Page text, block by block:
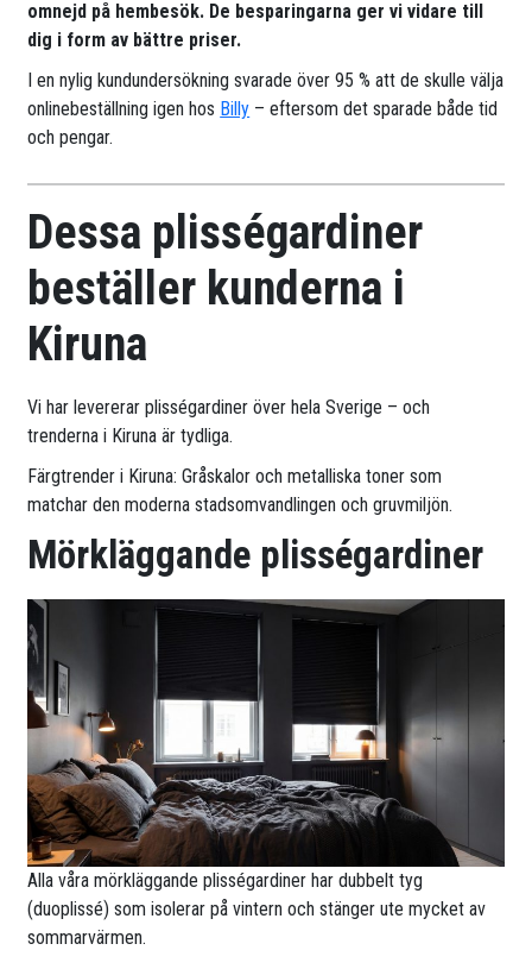
omnejd på hembesök. De besparingarna ger vi vidare till
dig i form av bättre priser.
I en nylig kundundersökning svarade över 95 % att de skulle välja
onlinebeställning igen hos Billy – eftersom det sparade både tid
och pengar.
Dessa plisségardiner
beställer kunderna i
Kiruna
Vi har levererar plisségardiner över hela Sverige – och
trenderna i Kiruna är tydliga.
Färgtrender i Kiruna: Gråskalor och metalliska toner som
matchar den moderna stadsomvandlingen och gruvmiljön.
Mörkläggande plisségardiner
Alla våra mörkläggande plisségardiner har dubbelt tyg
(duoplissé) som isolerar på vintern och stänger ute mycket av
sommarvärmen.